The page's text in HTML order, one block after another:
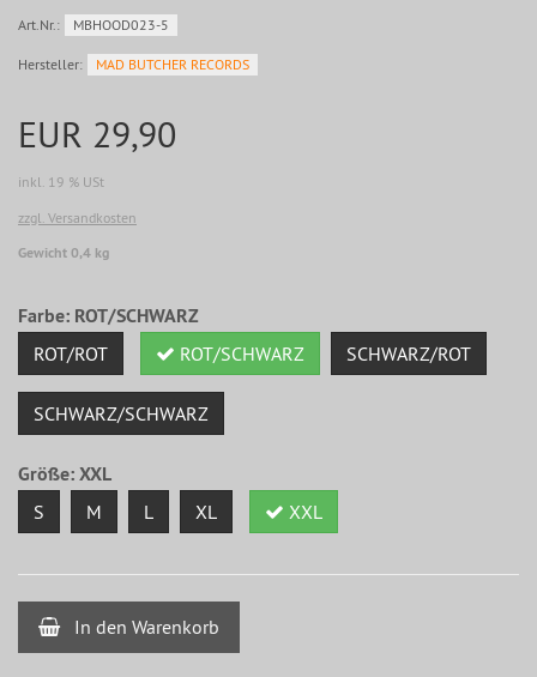
Art.Nr.: MBHOOD023-5
Hersteller: MAD BUTCHER RECORDS
EUR 29,90
inkl. 19 % USt
zzgl. Versandkosten
Gewicht 0,4 kg
Farbe: ROT/SCHWARZ
ROT/ROT ROT/SCHWARZ SCHWARZ/ROT
SCHWARZ/SCHWARZ
Größe:XXL
S M L XL XXL
In den Warenkorb